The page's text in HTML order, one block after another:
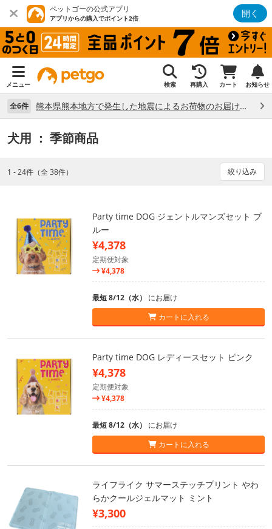
ペットゴーの公式アプリ
アプリからの購入でポイント2倍 開く
メニュー 検索 再購入 カート お知らせ
全6件 熊本県熊本地方で発生した地震によるお荷物のお届け状況について （7/28）
犬用 ： 季節商品
1 - 24件（全 38件） 絞り込み
Party time DOG ジェントルマンズセット ブ
ルー
¥4,378
定期便対象
¥4,378
最短 8/12（水） にお届け
カートに入れる
Party time DOG レディースセット ピンク
¥4,378
定期便対象
¥4,378
最短 8/12（水） にお届け
カートに入れる
ライフライク サマーステッチプリント やわ
らかクールジェルマット ミント
¥3,300